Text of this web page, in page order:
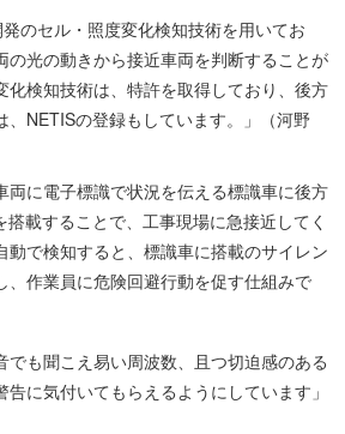
のセル・照度変化検知技術を用いてお
の光の動きから接近車両を判断することが
化検知技術は、特許を取得しており、後方
、NETISの登録もしています。」（河野
両に電子標識で状況を伝える標識車に後方
載することで、工事現場に急接近してく
動で検知すると、標識車に搭載のサイレン
、作業員に危険回避行動を促す仕組みで
でも聞こえ易い周波数、且つ切迫感のある
に気付いてもらえるようにしています」